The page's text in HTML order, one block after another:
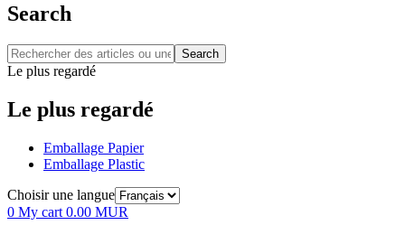
Search
Search
Le plus regardé
Le plus regardé
Emballage Papier
Emballage Plastic
Choisir une langue
0 My cart 0.00 MUR